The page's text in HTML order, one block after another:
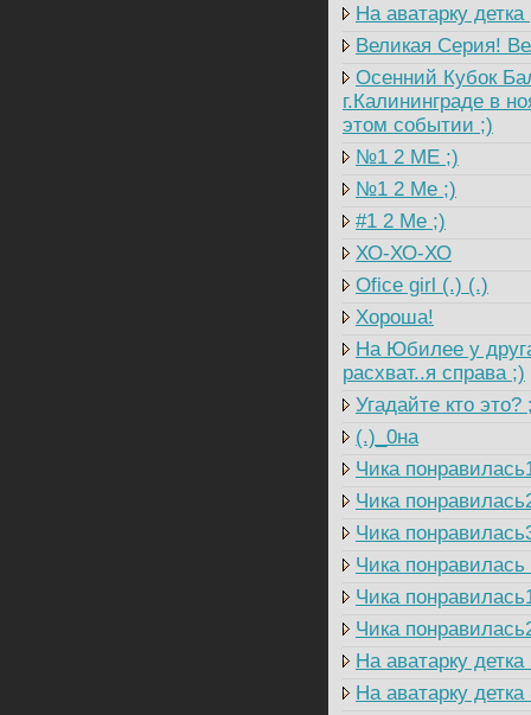
На аватарку детка
Великая Серия!
Осенний Кубок
г.Калининграде в
этом событии ;)
№1 2 ME ;)
№1 2 Me ;)
#1 2 Me ;)
ХО-ХО-ХО
Ofice girl (.) (.)
Хороша!
На Юбилее у
расхват..я справа ;)
Угадайте кто это?
(.)_0на
Чика
Чика
Чика
Чика
Чика
Чика
На аватарку детка
На аватарку детка